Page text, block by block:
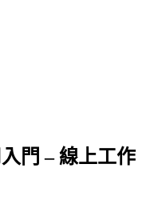
門 – 線上工作